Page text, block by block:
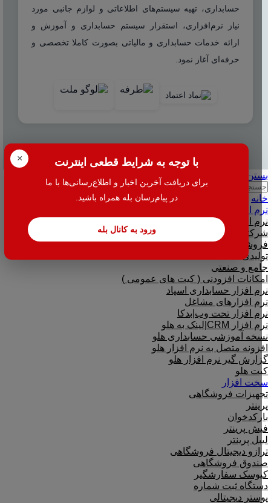
× با توجه به شرایط قطعی اینترنت
برای دریافت آخرین اخبار و اطلاع‌رسانی‌ها با ما
در پیام‌رسان بله همراه باشید.
ورود به کانال بله
حسابداری، تهیه سیستم‌های اطلاعاتی و لوازم جانبی مورد
نیاز نرم‌افزاری، استقرار سیستم حسابداری و آموزش و
ارائه خدمات حسابداری و مالیاتی بصورت کاملا تخصصی و
حرفه‌ای آغاز نمود.
بستن
جستجو
خانه
نرم افزار
نرم افزار حسابداری هلو
شرکتی
فروشگاهی
تولیدی
جامع و صنعتی
امکانات افزودنی ( کیت های عمومی )
نرم افزار حسابداری اسپاد
نرم افزارهای مشاغل
نرم افزار تحت وب|بدکا
نرم افزار CRM|لینک به هلو
نسخه آموزشی حسابداری هلو
افزونه متصل به نرم افزار هلو
گزارش گیر نرم افزار هلو
کیت هلو
سخت افزار
تجهیزات فروشگاهی
پرینتر
بارکدخوان
فیش پرینتر
لیبل پرینتر
ترازو دیجیتال فروشگاهی
صندوق فروشگاهی
کیوسک سفارشگیر
دستگاه ثبت شماره
پوستر دیجیتالی